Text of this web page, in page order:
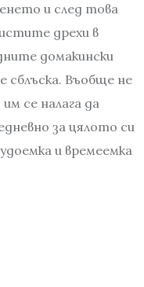
и след това
дрехи в
домакински
сблъска. Въобще не
се налага да
за цялото си
и времеемка